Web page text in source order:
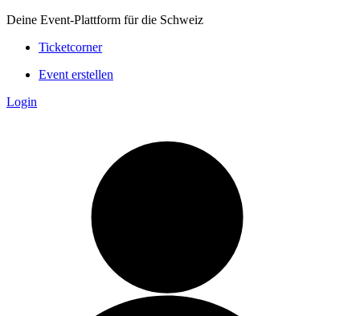
Deine Event-Plattform für die Schweiz
Ticketcorner
Event erstellen
Login